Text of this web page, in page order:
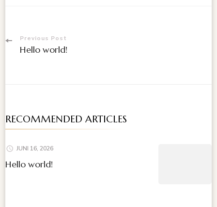
Post
Previous Post
Hello world!
RECOMMENDED ARTICLES
JUNI 16, 2026
Hello world!